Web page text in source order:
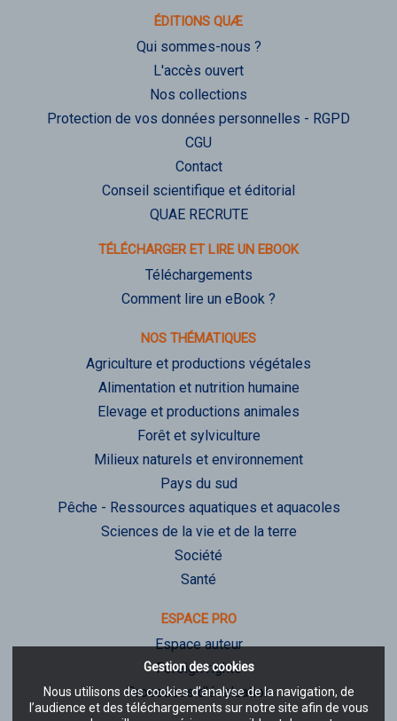
Gestion des cookies
Nous utilisons des cookies d’analyse de la navigation, de
l’audience et des téléchargements sur notre site afin de vous
ÉDITIONS QUÆ
Qui sommes-nous ?
L'accès ouvert
Nos collections
Protection de vos données personnelles - RGPD
CGU
Contact
Conseil scientifique et éditorial
QUAE RECRUTE
TÉLÉCHARGER ET LIRE UN EBOOK
Téléchargements
Comment lire un eBook ?
NOS THÉMATIQUES
Agriculture et productions végétales
Alimentation et nutrition humaine
Elevage et productions animales
Forêt et sylviculture
Milieux naturels et environnement
Pays du sud
Pêche - Ressources aquatiques et aquacoles
Sciences de la vie et de la terre
Société
Santé
ESPACE PRO
Espace auteur
Foreign rights
Processus d'évaluation